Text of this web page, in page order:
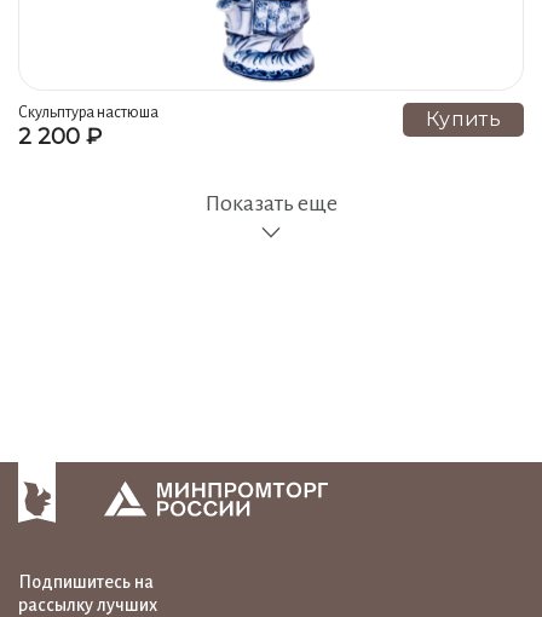
Скульптура настюша
2 200 ₽
Купить
Показать еще
Подпишитесь на
рассылку лучших